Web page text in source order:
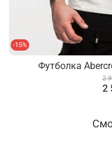
-15%
Футболка
2
2